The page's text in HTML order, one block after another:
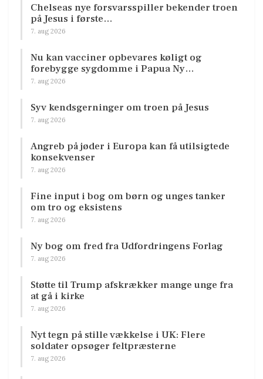
Chelseas nye forsvarsspiller bekender troen
på Jesus i første…
7. aug 2026
Nu kan vacciner opbevares køligt og
forebygge sygdomme i Papua Ny…
7. aug 2026
Syv kendsgerninger om troen på Jesus
7. aug 2026
Angreb på jøder i Europa kan få utilsigtede
konsekvenser
7. aug 2026
Fine input i bog om børn og unges tanker
om tro og eksistens
7. aug 2026
Ny bog om fred fra Udfordringens Forlag
7. aug 2026
Støtte til Trump afskrækker mange unge fra
at gå i kirke
7. aug 2026
Nyt tegn på stille vækkelse i UK: Flere
soldater opsøger feltpræsterne
7. aug 2026